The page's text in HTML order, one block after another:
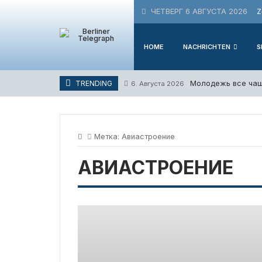
ЧЕТВЕРГ 6 АВГУСТА 2026
HOME NACHRICHTEN
TRENDING 6. Августа 2026 Молодежь все
Метка: Авиастроение
АВИАСТРОЕНИЕ